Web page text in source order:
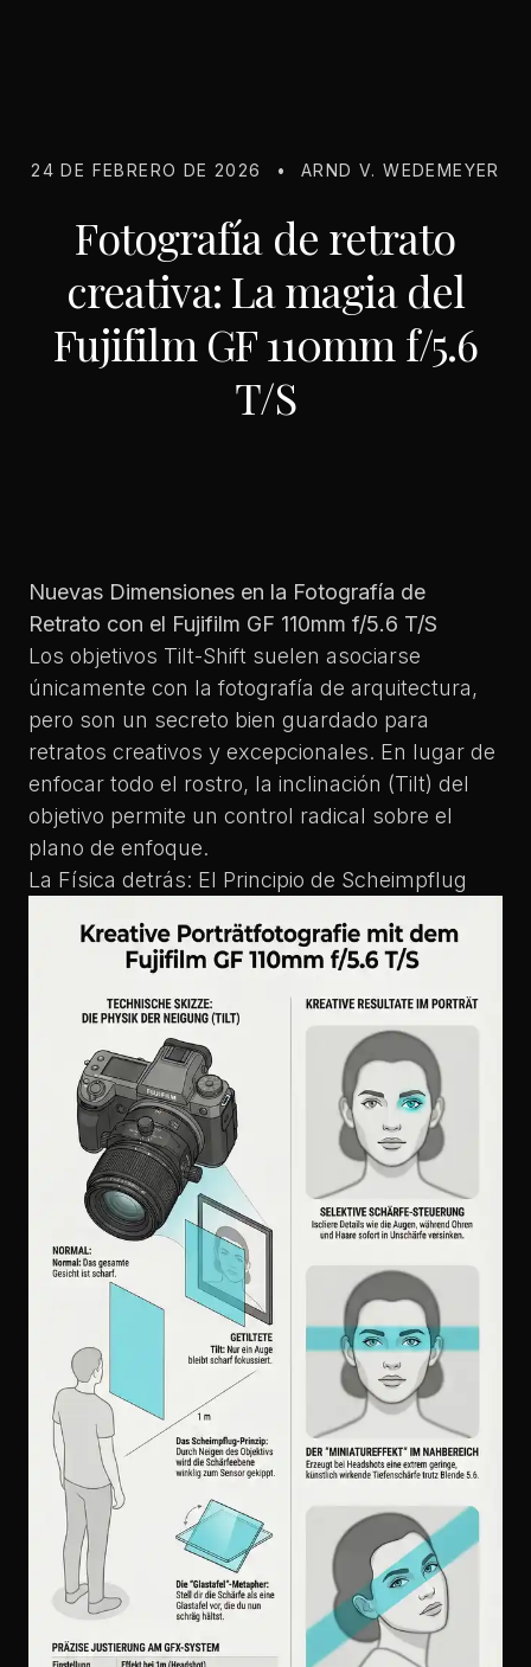
24 DE FEBRERO DE 2026 • ARND V. WEDEMEYER
Fotografía de retrato
creativa: La magia del
Fujifilm GF 110mm f/5.6
T/S
Nuevas Dimensiones en la Fotografía de
Retrato con el Fujifilm GF 110mm f/5.6 T/S
Los objetivos Tilt-Shift suelen asociarse
únicamente con la fotografía de arquitectura,
pero son un secreto bien guardado para
retratos creativos y excepcionales. En lugar de
enfocar todo el rostro, la inclinación (Tilt) del
objetivo permite un control radical sobre el
plano de enfoque.
La Física detrás: El Principio de Scheimpflug